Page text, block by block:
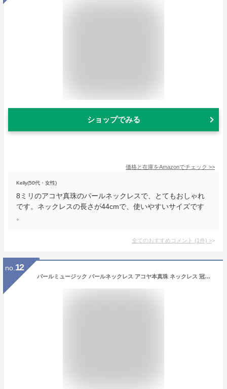
ショップでみる
価格と在庫をAmazonでチェック >>
Kelly(50代・女性)
8ミリのアコヤ真珠のパールネックレスで、とてもおしゃれ
です。ネックレスの長さが44cmで、使いやすいサイズです
。
全てのおすすめコメント (1件) >
no. 12
パールミュージック パールネックレス アコヤ本真珠 ネックレス 冠婚葬祭 約7.5-8.0mm 42cm シルバー 父 ユニセックス